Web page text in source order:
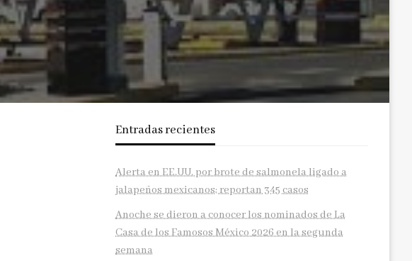
Entradas recientes
Alerta en EE.UU. por brote de salmonela ligado a
jalapeños mexicanos; reportan 345 casos
Anoche se dieron a conocer los nominados de La
Casa de los Famosos México 2026 en la segunda
semana